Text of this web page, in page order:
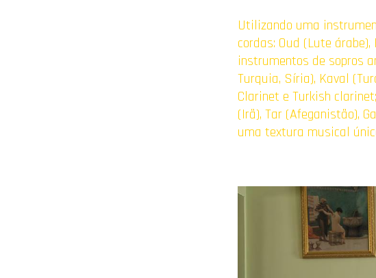
Utilizando uma
cordas: Oud (Lute
instrumentos de sopros
Turquia, Síria), Kaval
Clarinet e Turkish
(Irã), Tar (Afeganistão),
uma textura musical